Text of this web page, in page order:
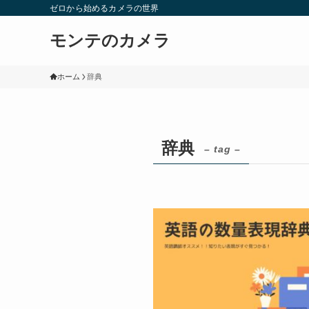
ゼロから始めるカメラの世界
モンテのカメラ
ホーム 辞典
辞典 – tag –